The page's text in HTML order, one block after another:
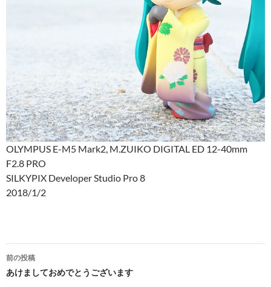
OLYMPUS E-M5 Mark2, M.ZUIKO DIGITAL ED 12-40mm
F2.8 PRO
SILKYPIX Developer Studio Pro 8
2018/1/2
投
稿
前の投稿
あけましておめでとうございます